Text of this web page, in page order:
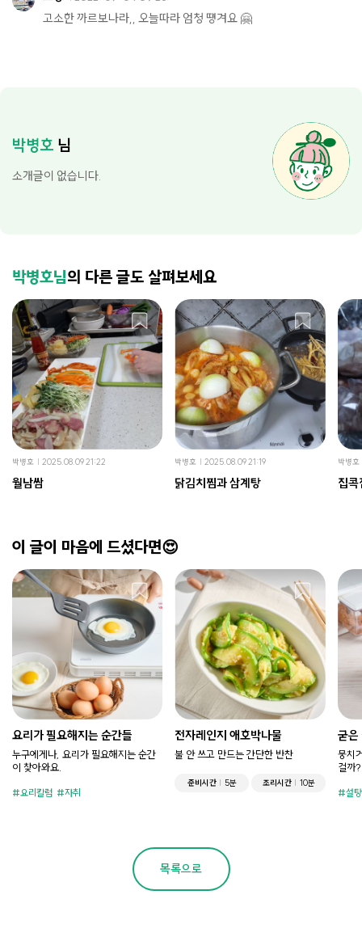
고소한 까르보나라,, 오늘따라 엄청 떙겨요 🤗
박병호 님
소개글이 없습니다.
박병호님의 다른 글도 살펴보세요
박병호 2025.08.09 21:22
월남쌈
박병호 2025.08.09 21:19
닭김치찜과 삼계탕
박병호
집콕
이 글이 마음에 드셨다면😍
요리가 필요해지는 순간들
누구에게나, 요리가 필요해지는 순간
이 찾아와요.
요리칼럼 자취
전자레인지 애호박나물
불 안 쓰고 만드는 간단한 반찬
준비시간 5분 조리시간 10분
굳은
뭉치
걸까?
설탕
목록으로